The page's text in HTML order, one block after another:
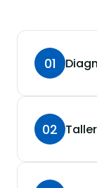
01
02